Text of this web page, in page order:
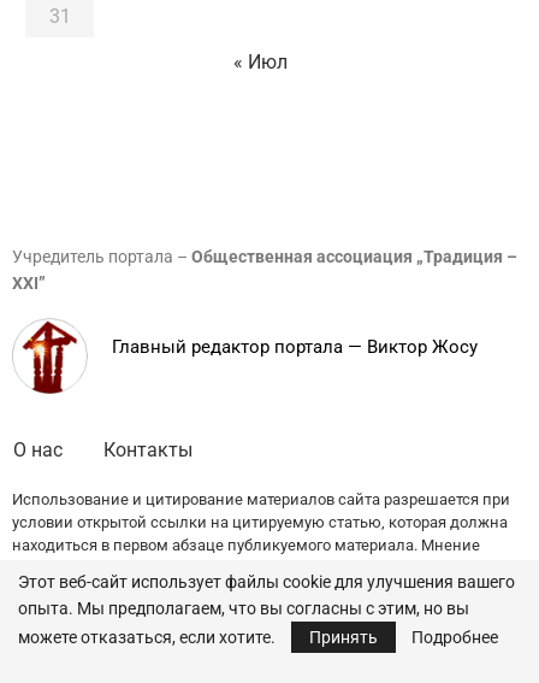
31
« Июл
Учредитель портала – Общественная ассоциация „Традиция –
XXI”
Главный редактор портала — Виктор Жосу
О нас Контакты
Использование и цитирование материалов сайта разрешается при
условии открытой ссылки на цитируемую статью, которая должна
находиться в первом абзаце публикуемого материала. Мнение
© 2022 — All Rights Reserved. Traditia.md
Этот веб-сайт использует файлы cookie для улучшения вашего
опыта. Мы предполагаем, что вы согласны с этим, но вы
можете отказаться, если хотите.
Принять Подробнее